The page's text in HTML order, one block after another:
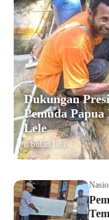
Dukungan
Pemuda
Lele
8 bulan lalu